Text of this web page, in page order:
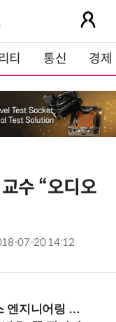
티 통신 경제
수 “오디오
07-20 14:12
(8/20 신논현역)